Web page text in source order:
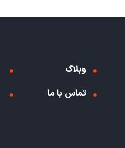
وبلاگ
تماس با ما